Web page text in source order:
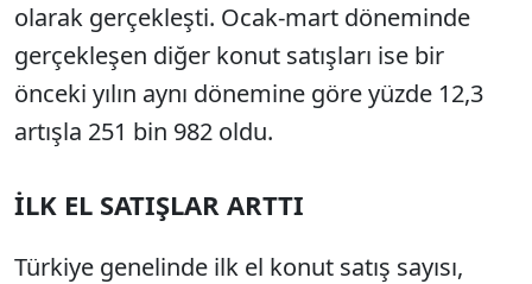
olarak gerçekleşti. Ocak-mart döneminde
gerçekleşen diğer konut satışları ise bir
önceki yılın aynı dönemine göre yüzde 12,3
artışla 251 bin 982 oldu.
İLK EL SATIŞLAR ARTTI
Türkiye genelinde ilk el konut satış sayısı,